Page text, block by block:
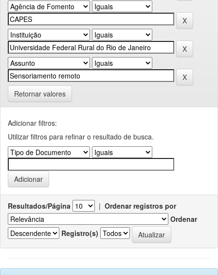
Retornar valores
Adicionar filtros:
Utilizar filtros para refinar o resultado de busca.
Resultados/Página | Ordenar registros por
Ordenar
Registro(s)